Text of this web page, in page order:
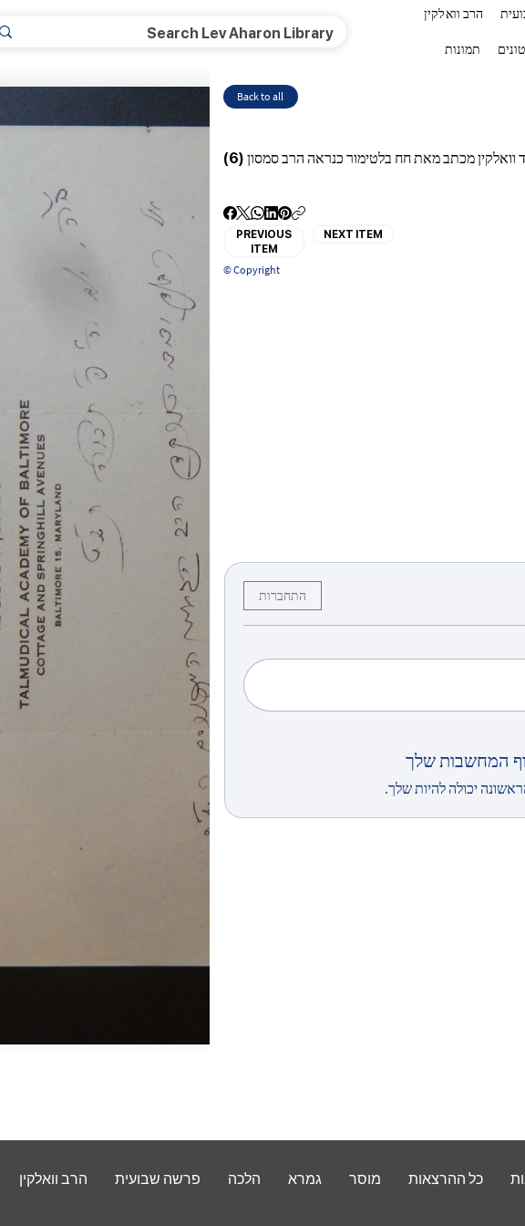
הרב וואלקין
תמונות
Back to all
וואלקין מכתב מאת חח בלטימור כנראה הרב סמסון (6)
PREVIOUS
ITEM
NEXT ITEM
© Copyright
התחברות
המחשבות שלך
יכולה להיות שלך.
הרב וואלקין פרשה שבועית הלכה גמרא מוסר כל ההרצאות